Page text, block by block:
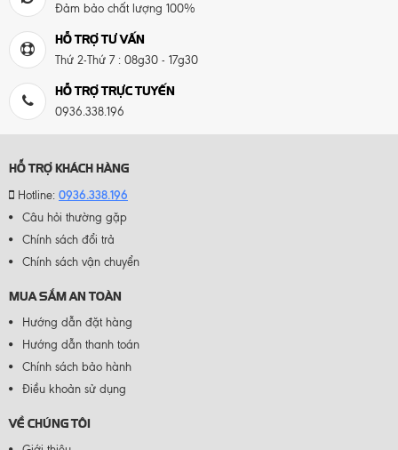
Đảm bảo chất lượng 100%
HỖ TRỢ TƯ VẤN
Thứ 2-Thứ 7 : 08g30 - 17g30
HỖ TRỢ TRỰC TUYẾN
0936.338.196
HỖ TRỢ KHÁCH HÀNG
Hotline: 0936.338.196
Câu hỏi thường gặp
Chính sách đổi trả
Chính sách vận chuyển
MUA SẮM AN TOÀN
Hướng dẫn đặt hàng
Hướng dẫn thanh toán
Chính sách bảo hành
Điều khoản sử dụng
VỀ CHÚNG TÔI